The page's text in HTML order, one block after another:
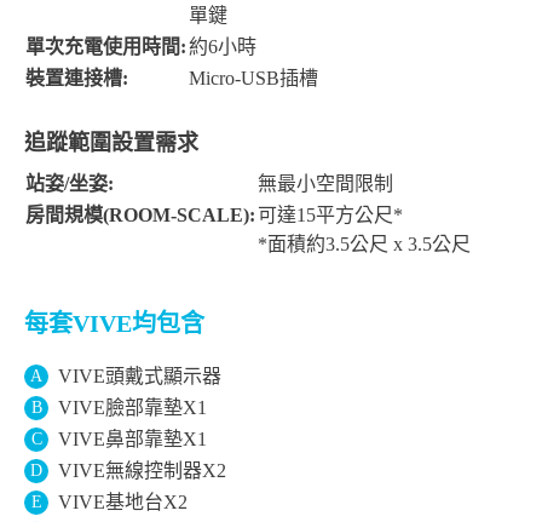
單鍵
單次充電使用時間:約6小時
裝置連接槽:
Micro-USB插槽
追蹤範圍設置需求
站姿/坐姿:
無最小空間限制
房間規模(ROOM-SCALE): 可達15平方公尺*
*面積約3.5公尺 x 3.5公尺
每套VIVE均包含
A VIVE頭戴式顯示器
B VIVE臉部靠墊X1
C VIVE鼻部靠墊X1
D VIVE無線控制器X2
E VIVE基地台X2